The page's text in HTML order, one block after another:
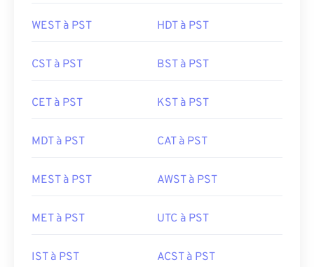
WEST à PST HDT à PST
CST à PST BST à PST
CET à PST KST à PST
MDT à PST CAT à PST
MEST à PST AWST à PST
MET à PST UTC à PST
IST à PST ACST à PST